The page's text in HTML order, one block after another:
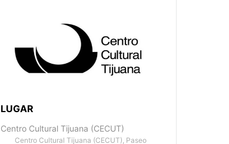
LUGAR
Centro Cultural Tijuana (CECUT)
Centro Cultural Tijuana (CECUT), Paseo